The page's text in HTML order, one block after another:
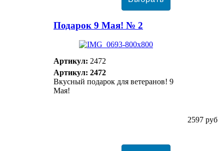
Подарок 9 Мая! № 2
Артикул: 2472
Артикул: 2472
Вкусный подарок для ветеранов! 9
Мая!
2597 руб